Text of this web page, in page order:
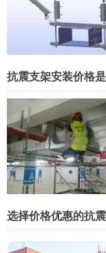
抗震支架安装价格
选择价格优惠的抗